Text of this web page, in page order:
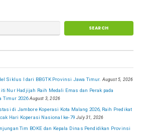
Siklus I dari BBGTK Provinsi Jawa Timur. August 5, 2026
Nur Hadjijah Raih Medali Emas dan Perak pada
Timur 2026 August 3, 2026
di Jambore Koperasi Kota Malang 2026, Raih Predikat
Hari Koperasi Nasional ke-79 July 31, 2026
Tim BOKE dan Kepala Dinas Pendidikan Provinsi